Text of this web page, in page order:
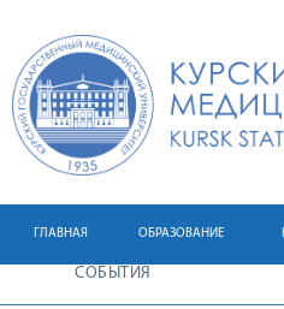
ГЛАВНАЯ ОБРАЗОВАНИЕ
СОБЫТИЯ